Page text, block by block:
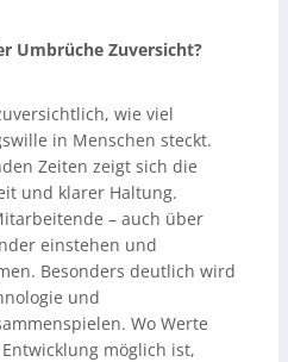
Umbrüche Zuversicht?
wie viel
in Menschen steckt.
Zeiten zeigt sich die
und klarer Haltung.
– auch über
einstehen und
Besonders deutlich wird
und
Wo Werte
möglich ist,